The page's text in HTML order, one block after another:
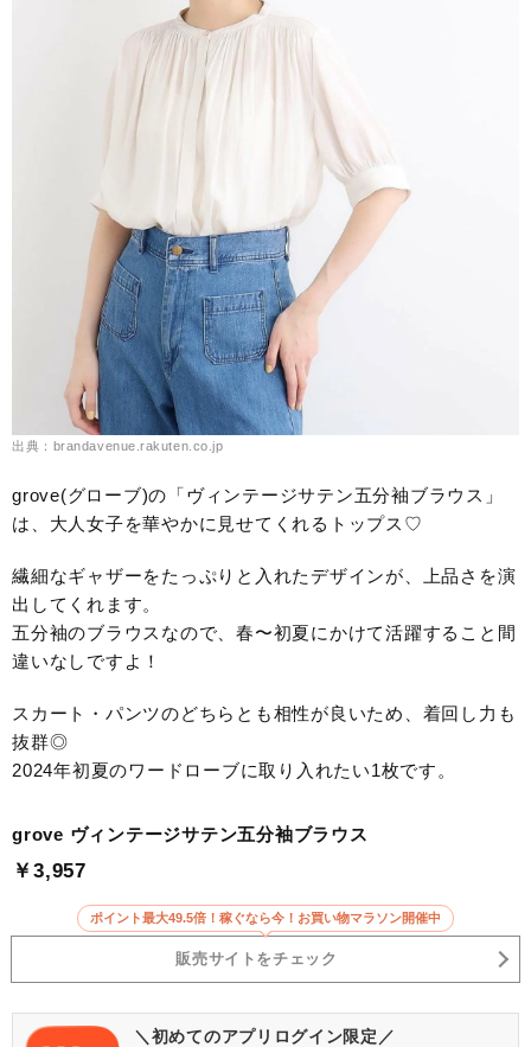
出典：brandavenue.rakuten.co.jp
grove(グローブ)の「ヴィンテージサテン五分袖ブラウス」
は、大人女子を華やかに見せてくれるトップス♡
繊細なギャザーをたっぷりと入れたデザインが、上品さを演
出してくれます。
五分袖のブラウスなので、春〜初夏にかけて活躍すること間
違いなしですよ！
スカート・パンツのどちらとも相性が良いため、着回し力も
抜群◎
2024年初夏のワードローブに取り入れたい1枚です。
grove ヴィンテージサテン五分袖ブラウス
￥3,957
ポイント最大49.5倍！稼ぐなら今！お買い物マラソン開催中
販売サイトをチェック
＼初めてのアプリログイン限定／